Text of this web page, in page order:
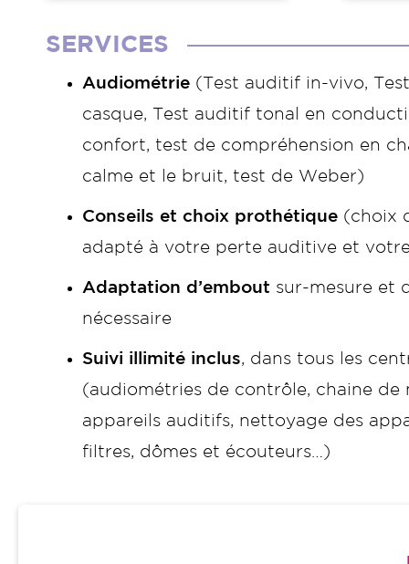
SERVICES
Audiométrie (Test auditif in-vivo,
casque, Test auditif tonal en
confort, test de compréhension en
calme et le bruit, test de Weber)
Conseils et choix prothétique (choix
adapté à votre perte auditive et
Adaptation d’embout sur-mesure et
nécessaire
Suivi illimité inclus, dans tous les
(audiométries de contrôle, chaine de
appareils auditifs, nettoyage des
filtres, dômes et écouteurs…)